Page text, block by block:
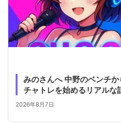
みのさんへ 中野のベンチ
チャトレを始めるリアルな
2026年8月7日